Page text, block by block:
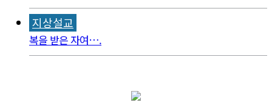
지상설교
복을 받은 자여….